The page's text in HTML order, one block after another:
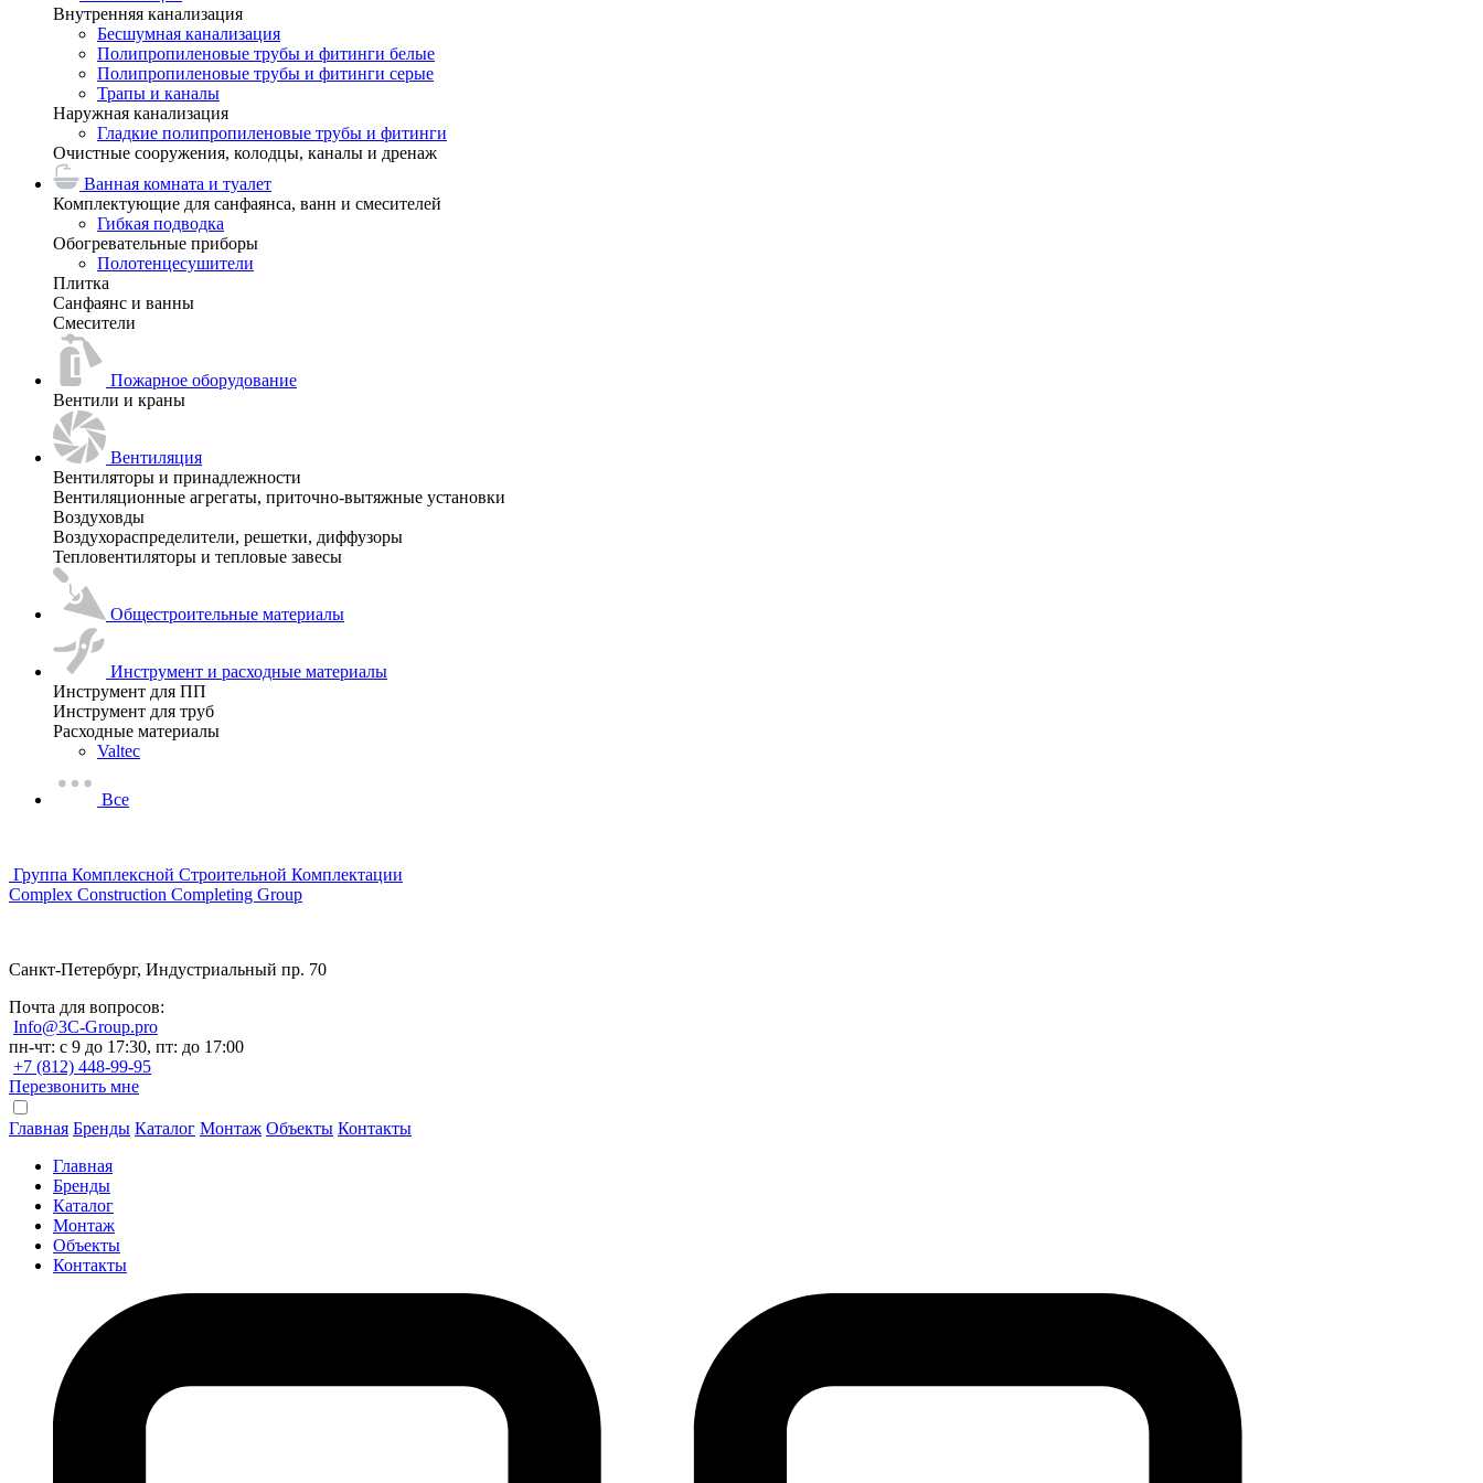
Внутренняя канализация
Бесшумная канализация
Полипропиленовые трубы и фитинги белые
Полипропиленовые трубы и фитинги серые
Трапы и каналы
Наружная канализация
Гладкие полипропиленовые трубы и фитинги
Очистные сооружения, колодцы, каналы и дренаж
Ванная комната и туалет
Комплектующие для санфаянса, ванн и смесителей
Гибкая подводка
Обогревательные приборы
Полотенцесушители
Плитка
Санфаянс и ванны
Смесители
Пожарное оборудование
Вентили и краны
Вентиляция
Вентиляторы и принадлежности
Вентиляционные агрегаты, приточно-вытяжные установки
Воздуховды
Воздухораспределители, решетки, диффузоры
Тепловентиляторы и тепловые завесы
Общестроительные материалы
Инструмент и расходные материалы
Инструмент для ПП
Инструмент для труб
Расходные материалы
Valtec
Все
Группа Комплексной Строительной Комплектации
Complex Construction Completing Group
Санкт-Петербург, Индустриальный пр. 70
Почта для вопросов:
Info@3C-Group.pro
пн-чт: с 9 до 17:30, пт: до 17:00
+7 (812) 448-99-95
Перезвонить мне
Главная Бренды Каталог Монтаж Объекты Контакты
Главная
Бренды
Каталог
Монтаж
Объекты
Контакты